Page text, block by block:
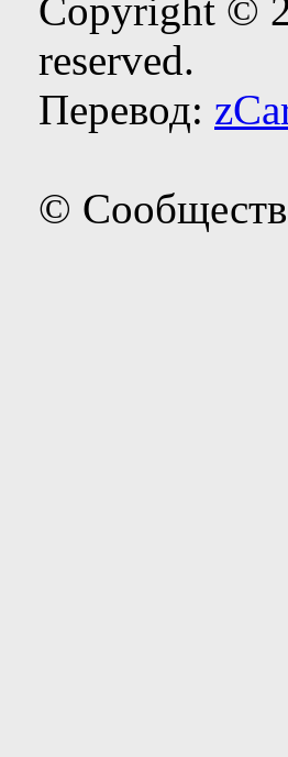
Copyright ©
reserved.
Перевод:
©